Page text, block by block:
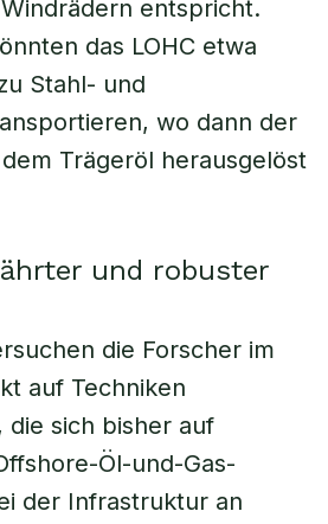
entspricht.
das LOHC etwa
Stahl- und
wo dann der
Trägeröl herausgelöst
und robuster
die Forscher im
auf Techniken
die sich bisher auf
Öl-und-Gas-
der Infrastruktur an